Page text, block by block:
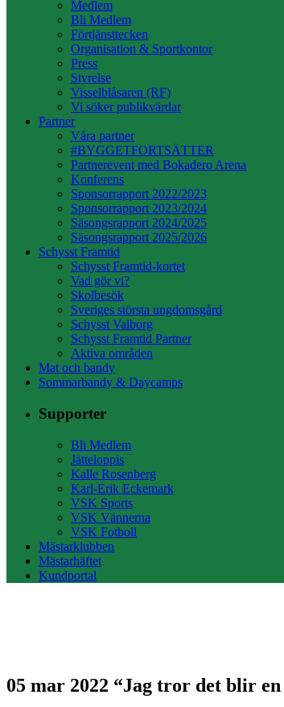
Medlem
Bli Medlem
Förtjänsttecken
Organisation & Sportkontor
Press
Styrelse
Visselblåsaren (RF)
Vi söker publikvärdar
Partner
Våra partner
#BYGGETFORTSÄTTER
Partnerevent med Bokadero Arena
Konferens
Sponsorrapport 2022/2023
Sponsorrapport 2023/2024
Säsongsrapport 2024/2025
Säsongsrapport 2025/2026
Schysst Framtid
Schysst Framtid-kortet
Vad gör vi?
Skolbesök
Sveriges största ungdomsgård
Schysst Valborg
Schysst Framtid Partner
Aktiva områden
Mat och bandy
Sommarbandy & Daycamps
Supporter
Bli Medlem
Jätteloppis
Kalle Rosenberg
Karl-Erik Eckemark
VSK Sports
VSK Vännerna
VSK Fotboll
Mästarklubben
Mästarhäftet
Kundportal
05 mar 2022 “Jag tror det blir